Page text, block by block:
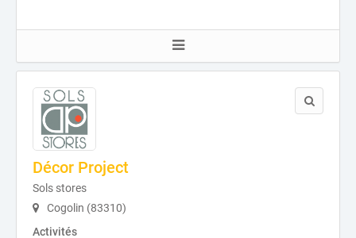
Décor Project
Sols stores
Cogolin (83310)
Activités